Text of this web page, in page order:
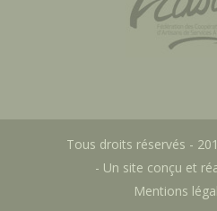
Tous droits réservés -
- Un site conçu et
Mentions